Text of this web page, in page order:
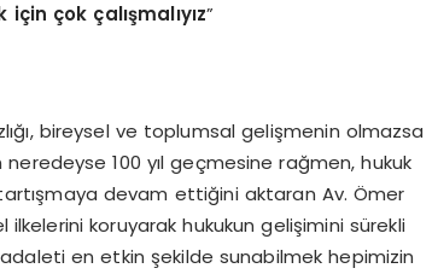
için çok çalışmalıyız”
bireysel ve toplumsal gelişmenin olmazsa
100 yıl geçmesine rağmen, hukuk
devam ettiğini aktaran Av. Ömer
ilkelerini koruyarak hukukun gelişimini sürekli
en etkin şekilde sunabilmek hepimizin